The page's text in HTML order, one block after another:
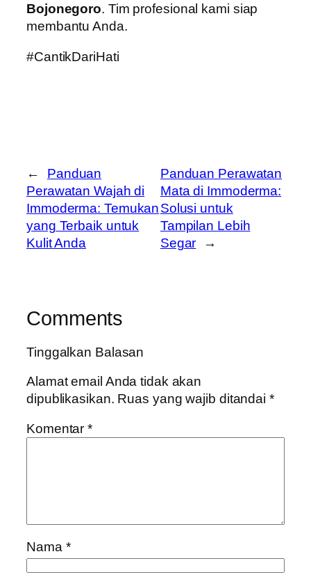
Bojonegoro. Tim profesional kami siap
membantu Anda.
#CantikDariHati
←
Panduan
Perawatan Wajah di
Immoderma: Temukan
yang Terbaik untuk
Kulit Anda
Panduan Perawatan
Mata di Immoderma:
Solusi untuk
Tampilan Lebih
Segar
→
Comments
Tinggalkan Balasan
Alamat email Anda tidak akan
dipublikasikan. Ruas yang wajib ditandai *
Komentar*
Nama *